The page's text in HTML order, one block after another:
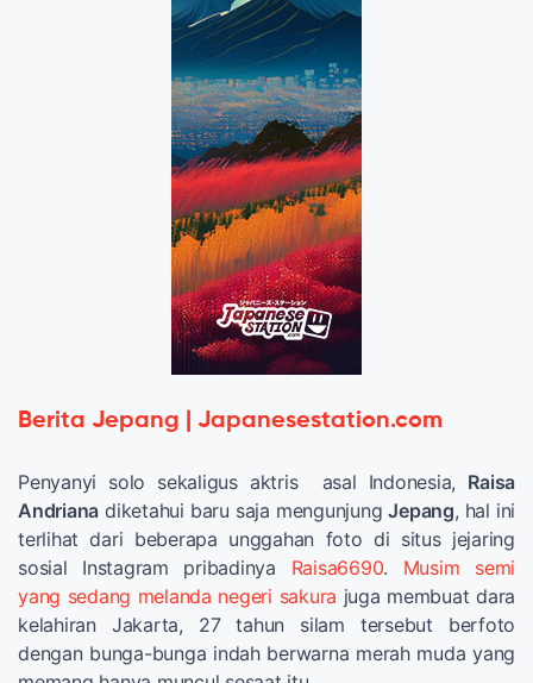
Berita Jepang | Japanesestation.com
Penyanyi solo sekaligus aktris asal Indonesia, Raisa
Andriana diketahui baru saja mengunjungJepang, hal ini
terlihat dari beberapa unggahan foto di situs jejaring
sosial Instagram pribadinya Raisa6690. Musim semi
yang sedang melanda negeri sakura juga membuat dara
kelahiran Jakarta, 27 tahun silam tersebut berfoto
dengan bunga-bunga indah berwarna merah muda yang